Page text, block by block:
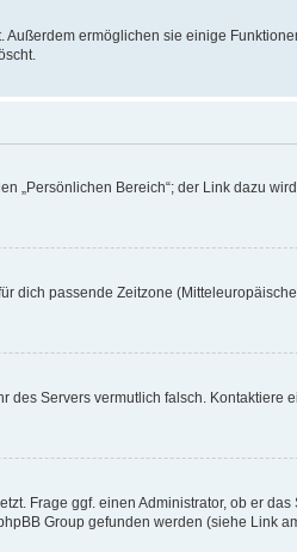
ermöglichen sie einige
Bereich“; der Link dazu
dich passende Zeitzone
Servers vermutlich falsch. Kontaktiere
Frage ggf. einen Administrator, ob er
Group gefunden werden (siehe Link